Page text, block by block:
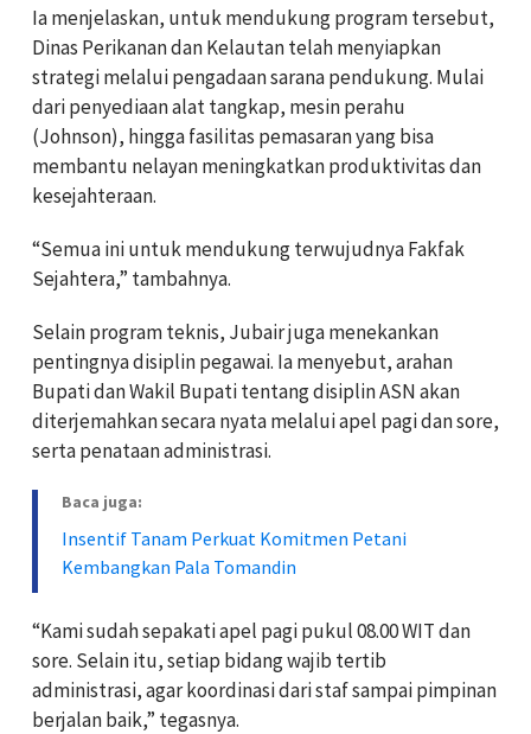
Ia menjelaskan, untuk mendukung program tersebut,
Dinas Perikanan dan Kelautan telah menyiapkan
strategi melalui pengadaan sarana pendukung. Mulai
dari penyediaan alat tangkap, mesin perahu
(Johnson), hingga fasilitas pemasaran yang bisa
membantu nelayan meningkatkan produktivitas dan
kesejahteraan.
“Semua ini untuk mendukung terwujudnya Fakfak
Sejahtera,” tambahnya.
Selain program teknis, Jubair juga menekankan
pentingnya disiplin pegawai. Ia menyebut, arahan
Bupati dan Wakil Bupati tentang disiplin ASN akan
diterjemahkan secara nyata melalui apel pagi dan sore,
serta penataan administrasi.
Baca juga:
Insentif Tanam Perkuat Komitmen Petani
Kembangkan Pala Tomandin
“Kami sudah sepakati apel pagi pukul 08.00 WIT dan
sore. Selain itu, setiap bidang wajib tertib
administrasi, agar koordinasi dari staf sampai pimpinan
berjalan baik,” tegasnya.